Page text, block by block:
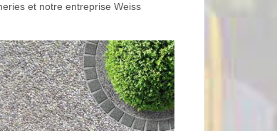
et notre entreprise Weiss